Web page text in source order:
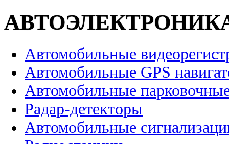
Автомобильные
Автомобильные GPS
Автомобильные
Радар-детекторы
Автомобильные